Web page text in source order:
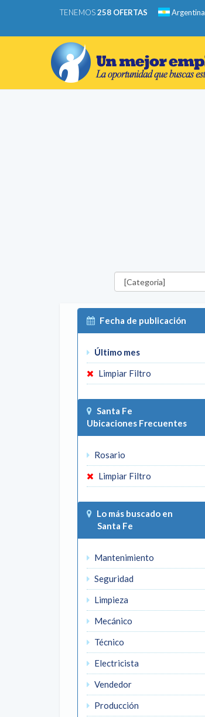
TENEMOS258 OFERTAS Argentina
Categorías
Fecha de publicación
Último mes
Limpiar Filtro
Santa Fe
Ubicaciones Frecuentes
Rosario
Limpiar Filtro
Lo más buscado en
Santa Fe
Mantenimiento
Seguridad
Limpieza
Mecánico
Técnico
Electricista
Vendedor
Producción